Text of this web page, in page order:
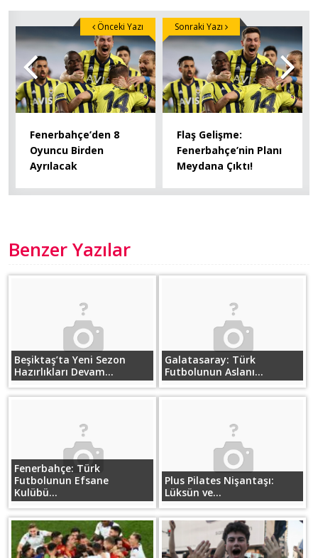
Fenerbahçe’den 8
Oyuncu Birden
Ayrılacak
Önceki Yazı
Flaş Gelişme:
Fenerbahçe’nin Planı
Meydana Çıktı!
Sonraki Yazı
Benzer Yazılar
Beşiktaş’ta Yeni Sezon
Hazırlıkları Devam...
Galatasaray: Türk
Futbolunun Aslanı...
Fenerbahçe: Türk
Futbolunun Efsane
Kulübü...
Plus Pilates Nişantaşı:
Lüksün ve...